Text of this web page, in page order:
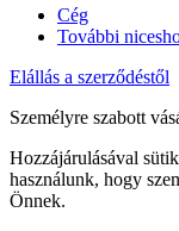
Cég
További
Elállás a szerződéstől
Személyre szabott
Hozzájárulásával
használunk, hogy
Önnek.